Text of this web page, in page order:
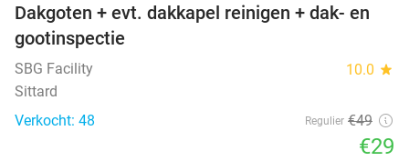
41%
Dakgoten + evt. dakkapel reinigen + dak- en
gootinspectie
SBG Facility 10.0 star
Sittard
Verkocht: 48
Regulier €49
€29